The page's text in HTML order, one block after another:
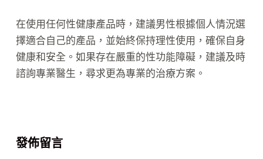
在使用任何性健康產品時，建議男性根據個人情況選
擇適合自己的產品，並始終保持理性使用，確保自身
健康和安全。如果存在嚴重的性功能障礙，建議及時
諮詢專業醫生，尋求更為專業的治療方案。
發佈留言